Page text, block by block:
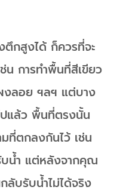
ตึกสูงได้ ก็ควรที่จะ
น การทำพื้นที่สีเขียว
งลอย ฯลฯ แต่บาง
ปแล้ว พื้นที่ตรงนั้น
ที่ตกลงกันไว้ เช่น
น้ำ แต่หลังจากคุณ
บรับน้ำไม่ได้จริง